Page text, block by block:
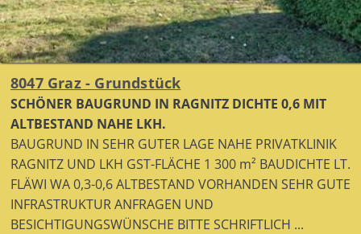
8047 Graz - Grundstück
SCHÖNER BAUGRUND IN RAGNITZ DICHTE 0,6 MIT
ALTBESTAND NAHE LKH.
BAUGRUND IN SEHR GUTER LAGE NAHE PRIVATKLINIK
RAGNITZ UND LKH GST-FLÄCHE 1 300 m² BAUDICHTE LT.
FLÄWI WA 0,3-0,6 ALTBESTAND VORHANDEN SEHR GUTE
INFRASTRUKTUR ANFRAGEN UND
BESICHTIGUNGSWÜNSCHE BITTE SCHRIFTLICH ...